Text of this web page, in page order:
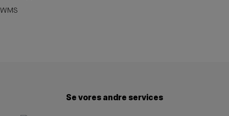
WMS
Se vores andre services